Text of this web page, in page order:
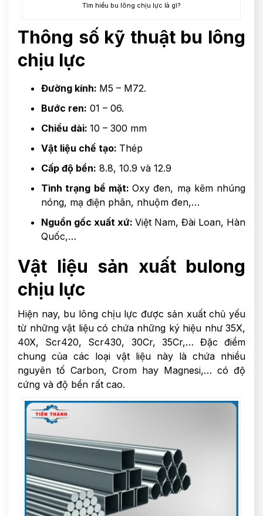
Tìm hiểu bu lông chịu lực là gì?
Thông số kỹ thuật bu lông
chịu lực
Đường kính: M5 – M72.
Bước ren: 01 – 06.
Chiều dài: 10 – 300 mm
Vật liệu chế tạo: Thép
Cấp độ bền: 8.8, 10.9 và 12.9
Tình trạng bề mặt: Oxy đen, mạ kẽm nhúng
nóng, mạ điện phân, nhuộm đen,…
Nguồn gốc xuất xứ: Việt Nam, Đài Loan, Hàn
Quốc,…
Vật liệu sản xuất bulong
chịu lực
Hiện nay, bu lông chịu lực được sản xuất chủ yếu
từ những vật liệu có chứa những ký hiệu như 35X,
40X, Scr420, Scr430, 30Cr, 35Cr,… Đặc điểm
chung của các loại vật liệu này là chứa nhiều
nguyên tố Carbon, Crom hay Magnesi,… có độ
cứng và độ bền rất cao.